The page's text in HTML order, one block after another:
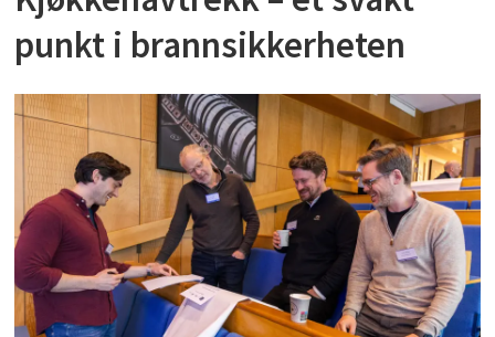
punkt i brannsikkerheten